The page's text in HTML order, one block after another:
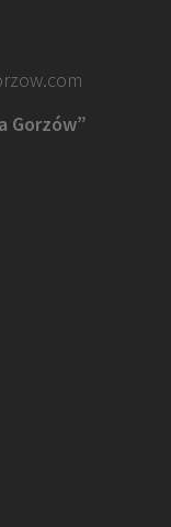
Gorzów”